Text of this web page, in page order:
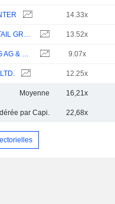
14.33x
EASYHOME NEW RETAIL GROUP CORPORATION LIMITED 13.52x
HORNBACH HOLDING AG & CO. KGAA 9.07x
12.25x
Moyenne 16,21x
par Capi. 22,68x